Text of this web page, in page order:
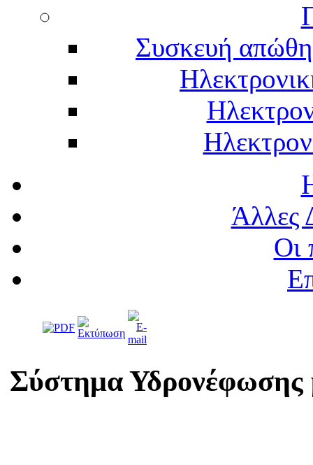
Συσκευή
Άλλες
Οι
Σύστημα Υδρονέφωσης